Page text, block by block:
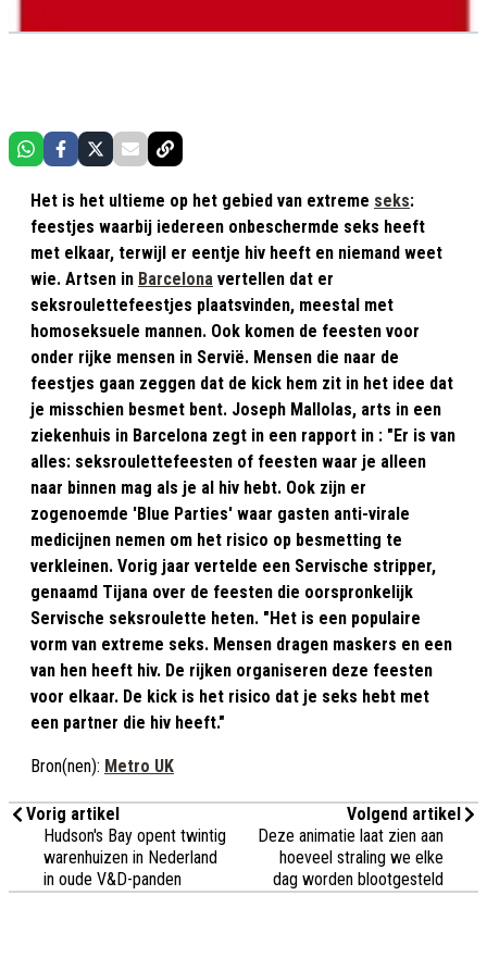
Het is het ultieme op het gebied van extreme seks:
feestjes waarbij iedereen onbeschermde seks heeft
met elkaar, terwijl er eentje hiv heeft en niemand weet
wie. Artsen in Barcelona vertellen dat er
seksroulettefeestjes plaatsvinden, meestal met
homoseksuele mannen. Ook komen de feesten voor
onder rijke mensen in Servië. Mensen die naar de
feestjes gaan zeggen dat de kick hem zit in het idee dat
je misschien besmet bent. Joseph Mallolas, arts in een
ziekenhuis in Barcelona zegt in een rapport in : "Er is van
alles: seksroulettefeesten of feesten waar je alleen
naar binnen mag als je al hiv hebt. Ook zijn er
zogenoemde 'Blue Parties' waar gasten anti-virale
medicijnen nemen om het risico op besmetting te
verkleinen. Vorig jaar vertelde een Servische stripper,
genaamd Tijana over de feesten die oorspronkelijk
Servische seksroulette heten. "Het is een populaire
vorm van extreme seks. Mensen dragen maskers en een
van hen heeft hiv. De rijken organiseren deze feesten
voor elkaar. De kick is het risico dat je seks hebt met
een partner die hiv heeft."
Bron(nen): Metro UK
Vorig artikel
Hudson's Bay opent twintig
warenhuizen in Nederland
in oude V&D-panden
Volgend artikel
Deze animatie laat zien aan
hoeveel straling we elke
dag worden blootgesteld